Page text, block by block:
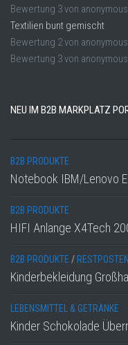
Bewertung 3von anonymous
Textilien bunt gemischt
Bewertung 2von anonymous
Bewertung 3von anonymous
NEU IM B2B MARKPLATZ
B2B PRODUKTE
Notebook IBM/Lenovo
B2B PRODUKTE
HIFI Anlange X4Tech
B2B PRODUKTE / RESTPOSTEN
Kinderbekleidung
LEBENSMITTEL & GETRÄNKE
Kinder Schokolade